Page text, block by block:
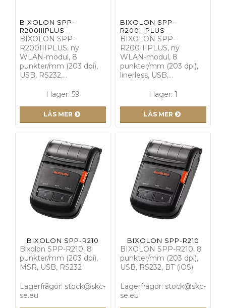
BIXOLON SPP-
R200IIIPLUS
BIXOLON SPP-
R200IIIPLUS, ny
WLAN-modul, 8
punkter/mm (203 dpi),
USB, RS232,…
I lager: 59
LÄS MER
BIXOLON SPP-
R200IIIPLUS
BIXOLON SPP-
R200IIIPLUS, ny
WLAN-modul, 8
punkter/mm (203 dpi),
linerless, USB,…
I lager: 1
LÄS MER
BIXOLON SPP-R210
Bixolon SPP-R210, 8
punkter/mm (203 dpi),
MSR, USB, RS232
Lagerfrågor: stock@skc-
se.eu
BIXOLON SPP-R210
BIXOLON SPP-R210, 8
punkter/mm (203 dpi),
USB, RS232, BT (iOS)
Lagerfrågor: stock@skc-
se.eu